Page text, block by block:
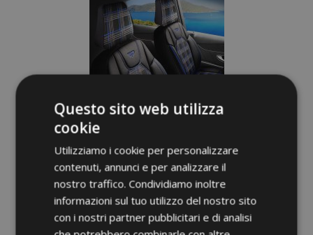
lista
desideri
Coprisedili FETHIYE nero-blu
Questo sito web utilizza
cookie
Utilizziamo i cookie per personalizzare
contenuti, annunci e per analizzare il
nostro traffico. Condividiamo inoltre
informazioni sul tuo utilizzo del nostro sito
con i nostri partner pubblicitari e di analisi